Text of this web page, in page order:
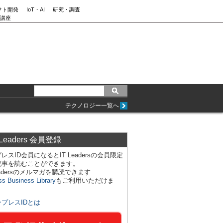
ト開発 IoT・AI
研究・調査
座
テクノロジー一覧へ
会員登録
スID会員になるとIT Leadersの会員限定
を読むことができます。
のメルマガを購読できます
Business Libraryもご利用いただけま
プレスIDとは